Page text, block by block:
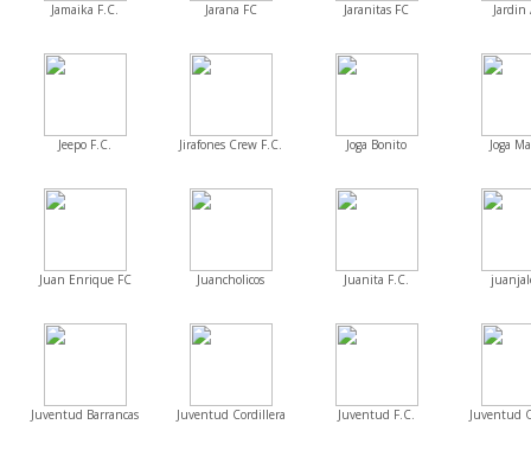
Jamaika F.C. Jarana FC Jaranitas FC Jardin
Jeepo F.C. Jirafones Crew F.C. Joga Bonito Joga
Juan Enrique FC Juancholicos Juanita F.C.
Juventud Barrancas Juventud Cordillera Juventud F.C. Juventud